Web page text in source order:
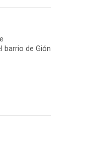
barrio de Gión